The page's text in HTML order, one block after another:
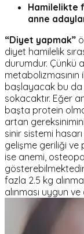
Hamilelikte
anne
“Diyet yapmak”
diyet hamilelik
durumdur. Çünkü
başlayacak bu
sokacaktır. Eğer
başta protein
artan
sinir sistemi
gelişme geriliği
ise anemi,
fazla 2.5 kg
alınması uygun